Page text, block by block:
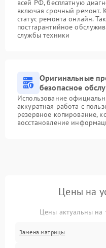
всей РФ, бесплатную
включая срочный ремонт.
статус ремонта онлайн.
постгарантийное
службы техники
Оригинальные
безопасное
Использование
аккуратная работа с
резервное копирование,
восстановление
Цены на
Цены актуальны на
Замена матрицы